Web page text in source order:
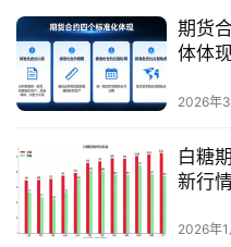
期
货
户
银
期货
体体
2026年
白糖
新行
2026年1